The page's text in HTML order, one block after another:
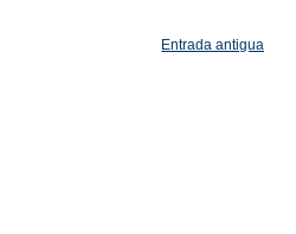
Entrada antigua